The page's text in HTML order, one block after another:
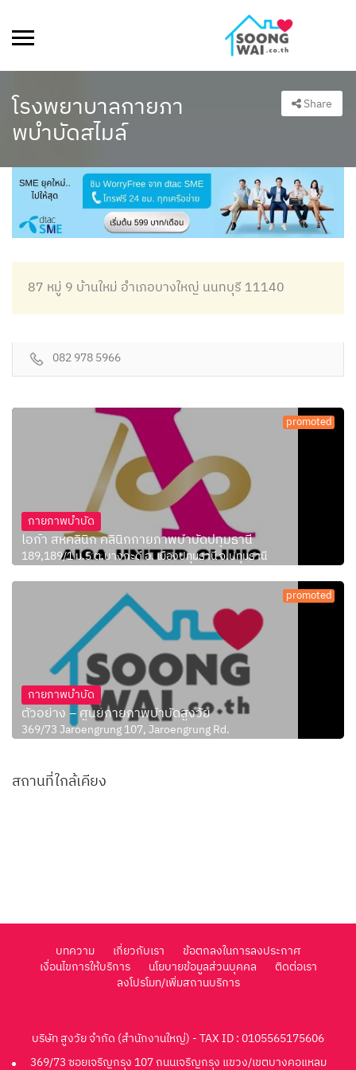
โรงพยาบาลกายภา
พบำบัดสไมล์
Share
87 หมู่ 9 บ้านใหม่ อำเภอบางใหญ่ นนทบุรี 11140
082 978 5966
promoted
กายภาพบำบัด
ไอก้า สหคลินิก คลินิกกายภาพบำบัดปทุมธานี
189,189/1 ม.5 ต.บางกะดี อ. เมืองปทุมธานี จ.ปทุมธานี
promoted
กายภาพบำบัด
ตัวอย่าง – ศูนย์กายภาพบำบัดสูงวัย
369/73 Jaroengrung 107, Jaroengrung Rd.
สถานที่ใกล้เคียง
บทความ เกี่ยวกับเรา
ข้อตกลงในการลงประกาศ
เงื่อนไขการให้บริการ
นโยบายข้อมูลส่วนบุคคล
ติดต่อเรา
ลงโปรโมท/เพิ่มสถานบริการ
บริษัท สูงวัย จำกัด (สำนักงานใหญ่) - TAX ID : 0105565175606
369/73 ซอยเจริญกรุง 107 ถนนเจริญกรุง แขวง/เขตบางคอแหลม